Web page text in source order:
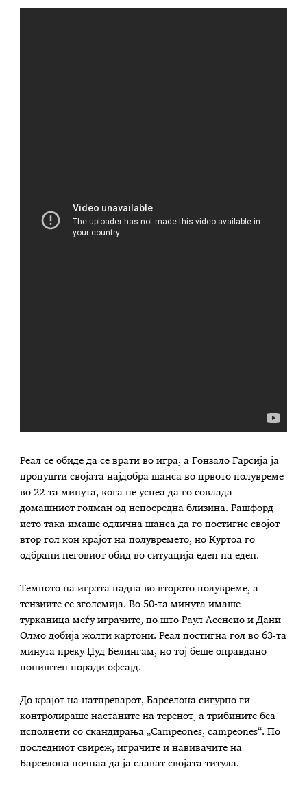
Реал се обиде да се врати во игра, а Гонзало Гарсија ја
пропушти својата најдобра шанса во првото полувреме
во 22-та минута, кога не успеа да го совлада
домашниот голман од непосредна близина. Рашфорд
исто така имаше одлична шанса да го постигне својот
втор гол кон крајот на полувремето, но Куртоа го
одбрани неговиот обид во ситуација еден на еден.
Темпото на играта падна во второто полувреме, а
тензиите се зголемија. Во 50-та минута имаше
турканица меѓу играчите, по што Раул Асенсио и Дани
Олмо добија жолти картони. Реал постигна гол во 63-та
минута преку Џуд Белингам, но тој беше оправдано
поништен поради офсајд.
До крајот на натпреварот, Барселона сигурно ги
контролираше настаните на теренот, а трибините беа
исполнети со скандирања „Campeones, campeones“. По
последниот свиреж, играчите и навивачите на
Барселона почнаа да ја слават својата титула.